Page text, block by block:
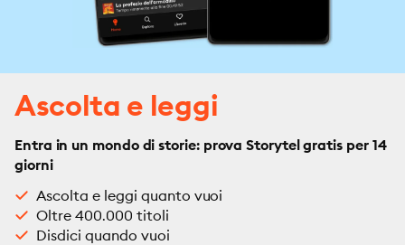
Ascolta e leggi
Entra in un mondo di storie: prova Storytel gratis per 14
giorni
Ascolta e leggi quanto vuoi
Oltre 400.000 titoli
Disdici quando vuoi